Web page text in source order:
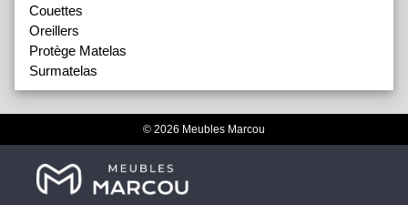
Couettes
Oreillers
Protège Matelas
Surmatelas
© 2026 Meubles Marcou